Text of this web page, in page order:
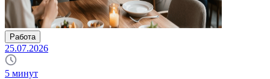
Работа
25.07.2026
5 минут